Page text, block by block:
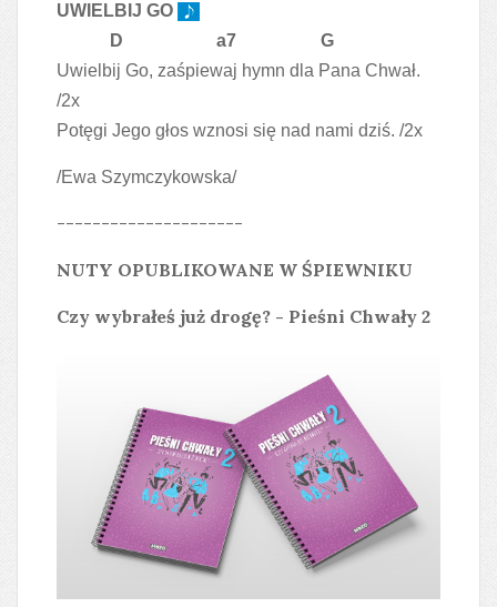
UWIELBIJ GO
D a7 G
Uwielbij Go, zaśpiewaj hymn dla Pana Chwał.
/2x
Potęgi Jego głos wznosi się nad nami dziś. /2x
/Ewa Szymczykowska/
---------------------
NUTY OPUBLIKOWANE W ŚPIEWNIKU
Czy wybrałeś już drogę? - Pieśni Chwały 2